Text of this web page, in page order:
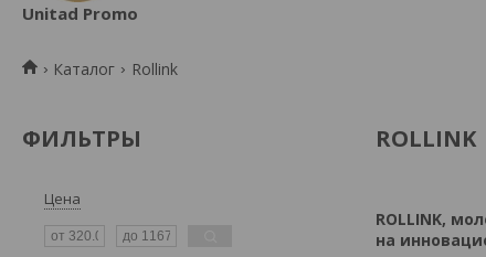
Unitad Promo
Каталог Rollink
ФИЛЬТРЫ
Цена
ROLLINK
ROLLINK,
на